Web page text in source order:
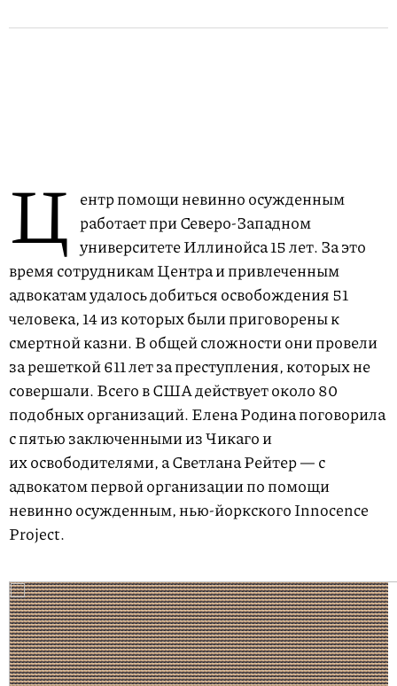
Ц ентр помощи невинно осужденным
работает при Северо-Западном
университете Иллинойса 15 лет. За это
время сотрудникам Центра и привлеченным
адвокатам удалось добиться освобождения 51
человека, 14 из которых были приговорены к
смертной казни. В общей сложности они провели
за решеткой 611 лет за преступления, которых не
совершали. Всего в США действует около 80
подобных организаций. Елена Родина поговорила
с пятью заключенными из Чикаго и
их освободителями, а Светлана Рейтер — с
адвокатом первой организации по помощи
невинно осужденным, нью-йоркского Innocence
Project.